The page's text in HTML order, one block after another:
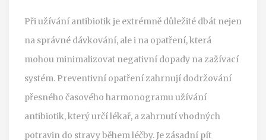
Při užívání antibiotik je extrémně důležité dbát nejen
na správné dávkování, ale i na opatření, která
mohou minimalizovat negativní dopady na zažívací
systém. Preventivní opatření zahrnují dodržování
přesného časového harmonogramu užívání
antibiotik, který určí lékař, a zahrnutí vhodných
potravin do stravy během léčby. Je zásadní pít